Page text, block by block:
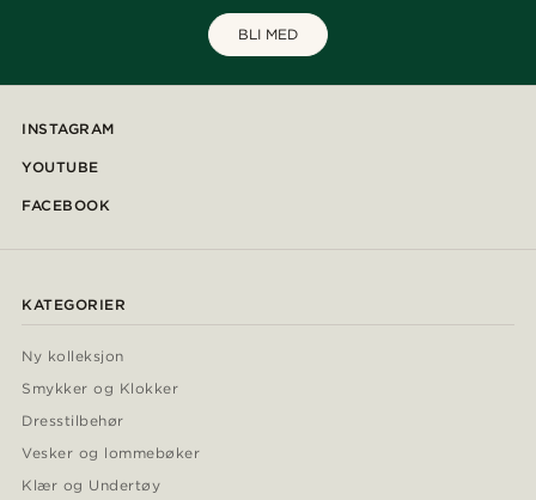
BLI MED
INSTAGRAM
YOUTUBE
FACEBOOK
KATEGORIER
Ny kolleksjon
Smykker og Klokker
Dresstilbehør
Vesker og lommebøker
Klær og Undertøy